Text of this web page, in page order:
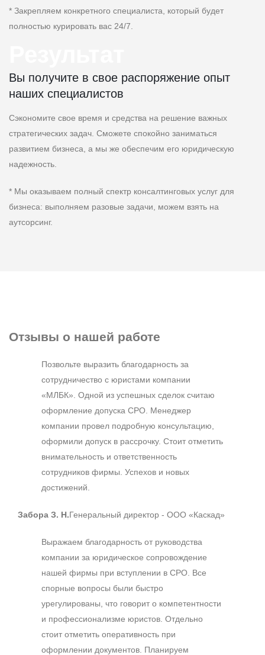
* Закрепляем конкретного специалиста, который будет
полностью курировать вас 24/7.
Вы получите в свое распоряжение опыт
наших специалистов
Сэкономите свое время и средства на решение важных
стратегических задач. Сможете спокойно заниматься
развитием бизнеса, а мы же обеспечим его юридическую
надежность.
* Мы оказываем полный спектр консалтинговых услуг для
бизнеса: выполняем разовые задачи, можем взять на
аутсорсинг.
Отзывы о нашей работе
Позвольте выразить благодарность за
сотрудничество с юристами компании
«МЛБК». Одной из успешных сделок считаю
оформление допуска СРО. Менеджер
компании провел подробную консультацию,
оформили допуск в рассрочку. Стоит отметить
внимательность и ответственность
сотрудников фирмы. Успехов и новых
достижений.
Забора З. Н.Генеральный директор - ООО «Каскад»
Выражаем благодарность от руководства
компании за юридическое сопровождение
нашей фирмы при вступлении в СРО. Все
спорные вопросы были быстро
урегулированы, что говорит о компетентности
и профессионализме юристов. Отдельно
стоит отметить оперативность при
оформлении документов. Планируем